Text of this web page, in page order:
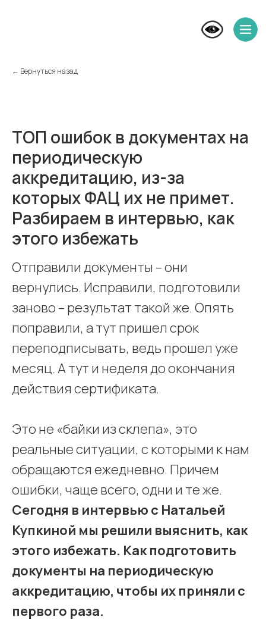
← Вернуться назад
ТОП ошибок в документах на
периодическую
аккредитацию, из-за
которых ФАЦ их не примет.
Разбираем в интервью, как
этого избежать
Отправили документы – они
вернулись. Исправили, подготовили
заново – результат такой же. Опять
поправили, а тут пришел срок
переподписывать, ведь прошел уже
месяц. А тут и неделя до окончания
действия сертификата.
Это не «байки из склепа», это
реальные ситуации, с которыми к нам
обращаются ежедневно. Причем
ошибки, чаще всего, одни и те же.
Сегодня в интервью с Натальей
Купкиной мы решили выяснить, как
этого избежать. Как подготовить
документы на периодическую
аккредитацию, чтобы их приняли с
первого раза.